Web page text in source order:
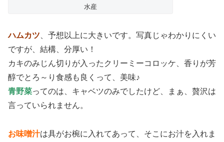
水産
ハムカツ 、予想以上に大きいです。写真じゃわかりにくい
ですが、結構、分厚い！
カキのみじん切りが入ったクリーミーコロッケ、香りが芳
醇でとろ～り食感も良くって、美味♪
青野菜ってのは、キャベツのみでしたけど、まぁ、贅沢は
言っていられません。
お味噌汁は具がお椀に入れてあって、そこにお汁を入れま